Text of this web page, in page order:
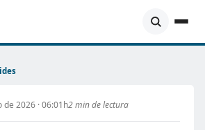
de 2026 · 06:01h2 min de lectura